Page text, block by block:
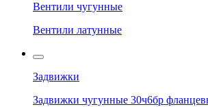
Вентили чугунные
Вентили латунные
Задвижки
Задвижки чугунные 30ч6бр